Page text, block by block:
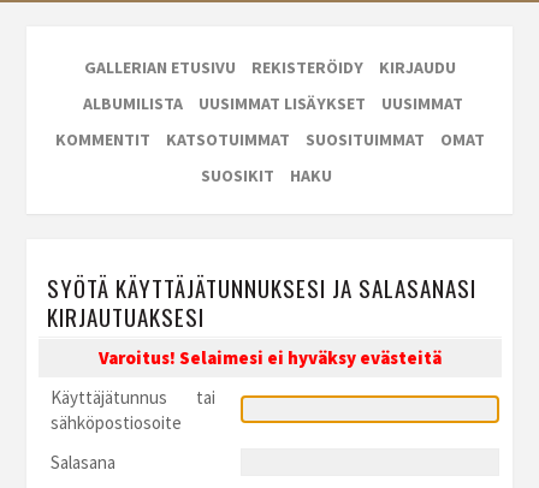
GALLERIAN ETUSIVU REKISTERÖIDY
KIRJAUDU
ALBUMILISTA
UUSIMMAT LISÄYKSET
UUSIMMAT
KOMMENTIT
KATSOTUIMMAT SUOSITUIMMAT
OMAT
SUOSIKIT
HAKU
SYÖTÄ KÄYTTÄJÄTUNNUKSESI JA SALASANASI
KIRJAUTUAKSESI
Varoitus! Selaimesi ei hyväksy evästeitä
Käyttäjätunnus tai
sähköpostiosoite
Salasana